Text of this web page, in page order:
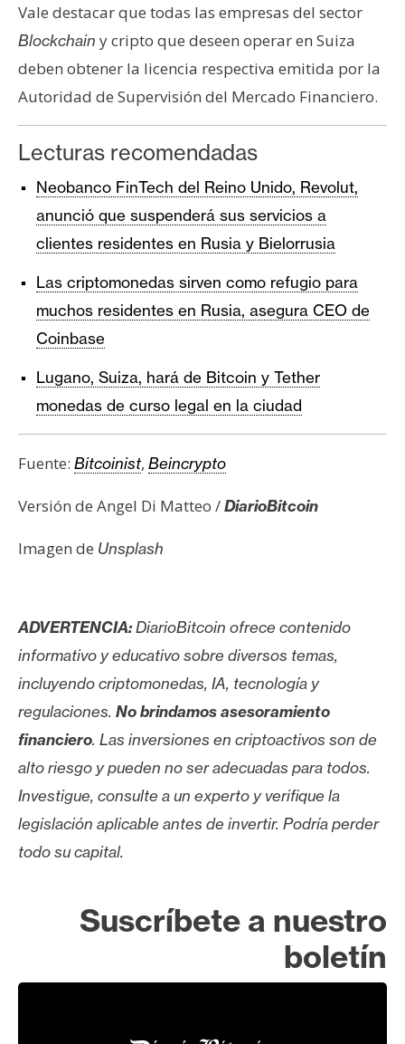
Vale destacar que todas las empresas del sector
Blockchain y cripto que deseen operar en Suiza
deben obtener la licencia respectiva emitida por la
Autoridad de Supervisión del Mercado Financiero.
Lecturas recomendadas
Neobanco FinTech del Reino Unido, Revolut,
anunció que suspenderá sus servicios a
clientes residentes en Rusia y Bielorrusia
Las criptomonedas sirven como refugio para
muchos residentes en Rusia, asegura CEO de
Coinbase
Lugano, Suiza, hará de Bitcoin y Tether
monedas de curso legal en la ciudad
Fuente: Bitcoinist, Beincrypto
Versión de Angel Di Matteo /DiarioBitcoin
Imagen de Unsplash
ADVERTENCIA:DiarioBitcoin ofrece contenido
informativo y educativo sobre diversos temas,
incluyendo criptomonedas, IA, tecnología y
regulaciones. No brindamos asesoramiento
financiero. Las inversiones en criptoactivos son de
alto riesgo y pueden no ser adecuadas para todos.
Investigue, consulte a un experto y verifique la
legislación aplicable antes de invertir. Podría perder
todo su capital.
Suscríbete a nuestro
boletín